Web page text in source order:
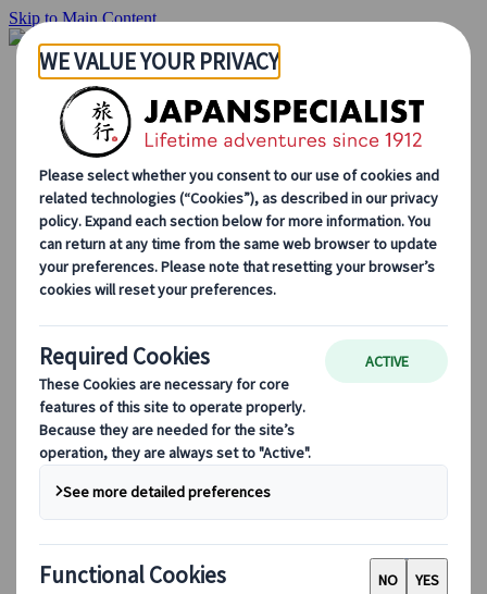
Skip to Main Content
Inizio
Itinerari di viaggio
Itinerari individuali
Tour guidati
Drive & stay
Tour di serie
Escursioni
Tour di gruppo su misura
Japan Rail Pass
Come lavoriamo
Chi siamo
Il nostro team
Blog
Consigli di viaggio per ogni stagione
Attrazioni principali
Approfondimenti culturali
Esperienze culinarie
Alla scoperta del Giappone in treno
Domande frequenti
Informazioni essenziali
Regole di etichetta
Guidare in Giappone
Prenotare con noi
Japan Rail Pass
Strutture ricettive
Consulenza online